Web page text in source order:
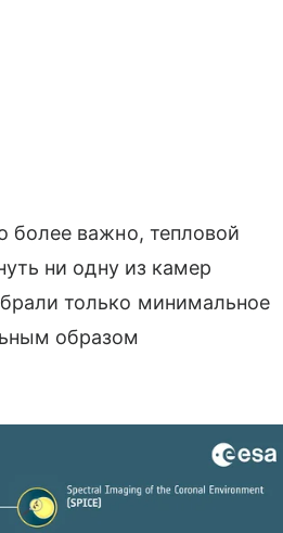
более важно, тепловой
ни одну из камер
только минимальное
образом